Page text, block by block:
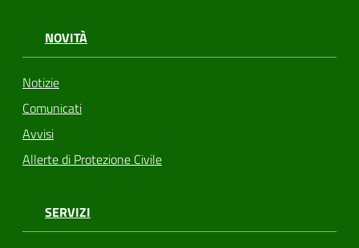
NOVITÀ
Notizie
Comunicati
Avvisi
Allerte di Protezione Civile
SERVIZI